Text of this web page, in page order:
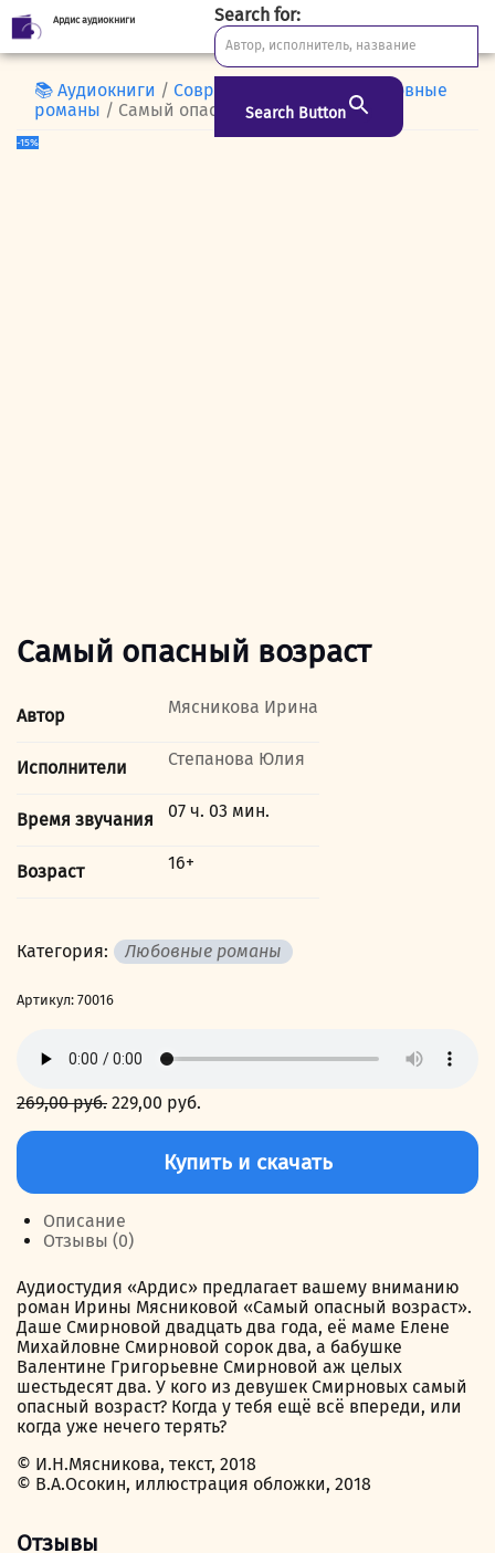
Skip
to
Ардис аудиокниги Search for:
Search Button
📚 Аудиокниги / Современная проза /Любовные
романы / Самый опасный возраст
-15%
Самый опасный возраст
Автор Мясникова Ирина
Исполнители Степанова Юлия
Время звучания 07 ч. 03 мин.
Возраст 16+
Категория: Любовные романы
Артикул: 70016
269,00руб. Первоначальная
269,00 руб..
229,00 руб.
Количество
Самый
опасный
возраст
Купить и скачать
Описание
Отзывы (0)
Аудиостудия «Ардис» предлагает вашему вниманию
роман Ирины Мясниковой «Самый опасный возраст».
Даше Смирновой двадцать два года, её маме Елене
Михайловне Смирновой сорок два, а бабушке
Валентине Григорьевне Смирновой аж целых
шестьдесят два. У кого из девушек Смирновых самый
опасный возраст? Когда у тебя ещё всё впереди, или
когда уже нечего терять?
© И.Н.Мясникова, текст, 2018
© В.А.Осокин, иллюстрация обложки, 2018
Отзывы